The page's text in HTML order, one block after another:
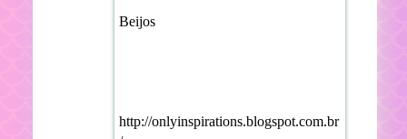
Beijos
http://onlyinspirations.blogspot.com.br